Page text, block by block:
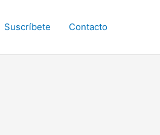
Suscríbete Contacto